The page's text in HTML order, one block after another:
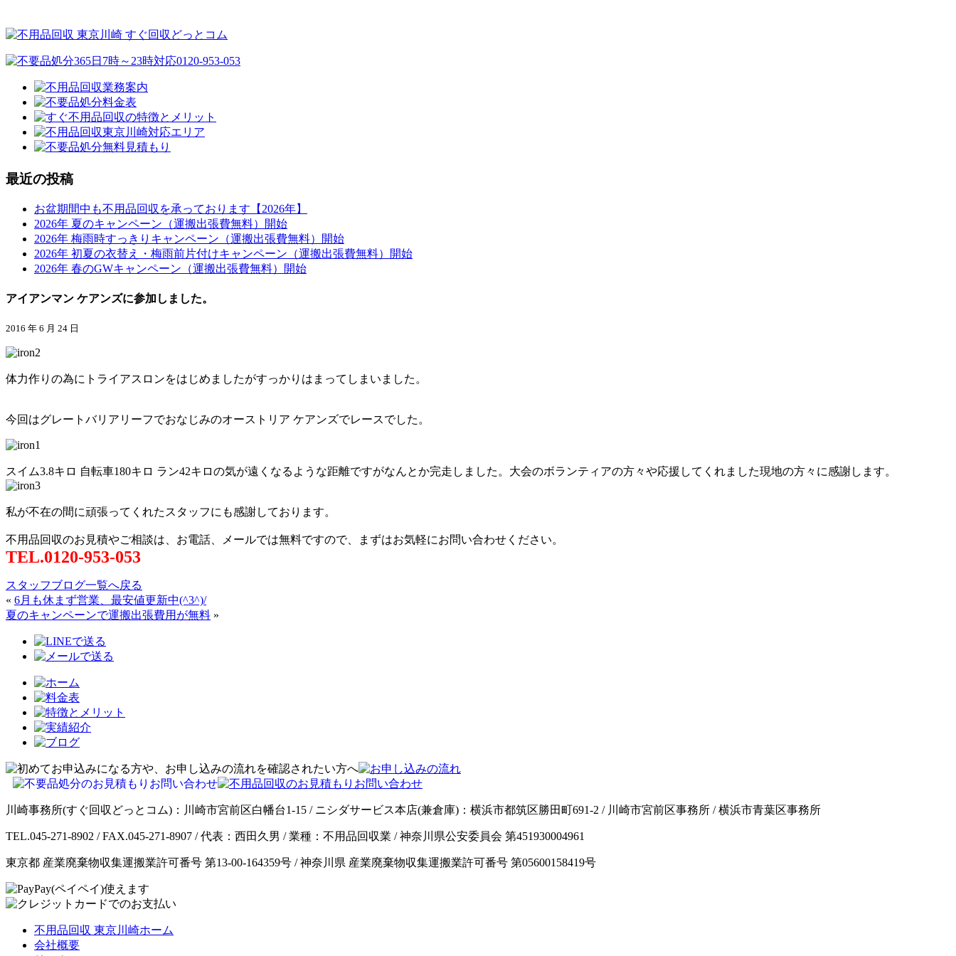
最近の投稿
お盆期間中も不用品回収を承っております【2026年】
2026年 夏のキャンペーン（運搬出張費無料）開始
2026年 梅雨時すっきりキャンペーン（運搬出張費無料）開始
2026年 初夏の衣替え・梅雨前片付けキャンペーン（運搬出張費無料）開始
2026年 春のGWキャンペーン（運搬出張費無料）開始
アイアンマン ケアンズに参加しました。
2016 年 6 月 24 日
体力作りの為にトライアスロンをはじめましたがすっかりはまってしまいました。
今回はグレートバリアリーフでおなじみのオーストリア ケアンズでレースでした。
スイム3.8キロ 自転車180キロ ラン42キロの気が遠くなるような距離ですがなんとか完走しました。大会のボランティアの方々や応援してくれました現地の方々に感謝します。
私が不在の間に頑張ってくれたスタッフにも感謝しております。
不用品回収のお見積やご相談は、お電話、メールでは無料ですので、まずはお気軽にお問い合わせください。
TEL.0120-953-053
スタッフブログ一覧へ戻る
« 6月も休まず営業、最安値更新中(^3^)/
夏のキャンペーンで運搬出張費用が無料 »
川崎事務所(すぐ回収どっとコム)：川崎市宮前区白幡台1-15 / ニシダサービス本店(兼倉庫)：横浜市都筑区勝田町691-2 / 川崎市宮前区事務所 / 横浜市青葉区事務所
TEL.045-271-8902 / FAX.045-271-8907 / 代表：西田久男 / 業種：不用品回収業 / 神奈川県公安委員会 第451930004961
東京都 産業廃棄物収集運搬業許可番号 第13-00-164359号 / 神奈川県 産業廃棄物収集運搬業許可番号 第05600158419号
不用品回収 東京川崎ホーム
会社概要